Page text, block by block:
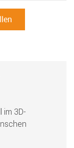
im 3D-